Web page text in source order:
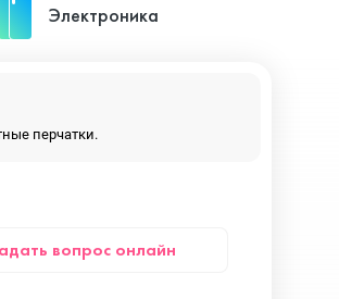
Электроника
перчатки.
вопрос онлайн